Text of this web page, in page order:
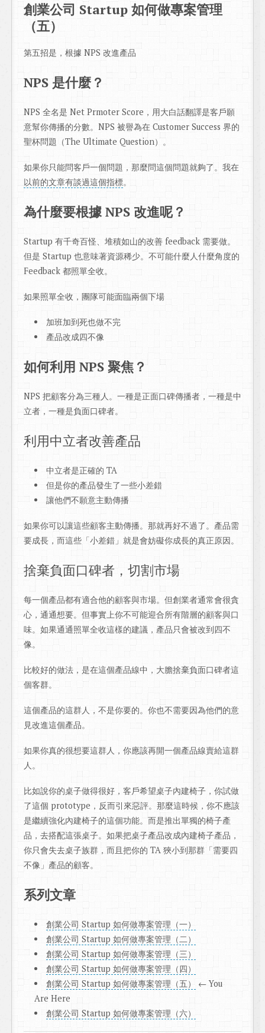
創業公司 Startup 如何做專案管理
（五）
第五招是，根據 NPS 改進產品
NPS 是什麼？
NPS 全名是 Net Prmoter Score，用大白話翻譯是客戶願
意幫你傳播的分數。NPS 被譽為在 Customer Success 界的
聖杯問題（The Ultimate Question）。
如果你只能問客戶一個問題，那麼問這個問題就夠了。我在
以前的文章有談過這個指標。
為什麼要根據 NPS 改進呢？
Startup 有千奇百怪、堆積如山的改善 feedback 需要做。
但是 Startup 也意味著資源稀少。不可能什麼人什麼角度的
Feedback 都照單全收。
如果照單全收，團隊可能面臨兩個下場
加班加到死也做不完
產品改成四不像
如何利用 NPS 聚焦？
NPS 把顧客分為三種人。一種是正面口碑傳播者，一種是中
立者，一種是負面口碑者。
利用中立者改善產品
中立者是正確的 TA
但是你的產品發生了一些小差錯
讓他們不願意主動傳播
如果你可以讓這些顧客主動傳播。那就再好不過了。產品需
要成長，而這些「小差錯」就是會妨礙你成長的真正原因。
捨棄負面口碑者，切割市場
每一個產品都有適合他的顧客與市場。但創業者通常會很貪
心，通通想要。但事實上你不可能迎合所有階層的顧客與口
味。如果通通照單全收這樣的建議，產品只會被改到四不
像。
比較好的做法，是在這個產品線中，大膽捨棄負面口碑者這
個客群。
這個產品的這群人，不是你要的。你也不需要因為他們的意
見改進這個產品。
如果你真的很想要這群人，你應該再開一個產品線賣給這群
人。
比如說你的桌子做得很好，客戶希望桌子內建椅子，你試做
了這個 prototype，反而引來惡評。那麼這時候，你不應該
是繼續強化內建椅子的這個功能。而是推出單獨的椅子產
品，去搭配這張桌子。如果把桌子產品改成內建椅子產品，
你只會失去桌子族群，而且把你的 TA 狹小到那群「需要四
不像」產品的顧客。
系列文章
創業公司 Startup 如何做專案管理（一）
創業公司 Startup 如何做專案管理（二）
創業公司 Startup 如何做專案管理（三）
創業公司 Startup 如何做專案管理（四）
創業公司 Startup 如何做專案管理（五）
← You
Are Here
創業公司 Startup 如何做專案管理（六）